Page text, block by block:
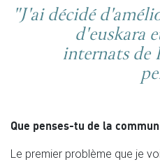
"J'ai décidé
d'euskara
internats de
Que penses-tu de la
Le premier problème que je